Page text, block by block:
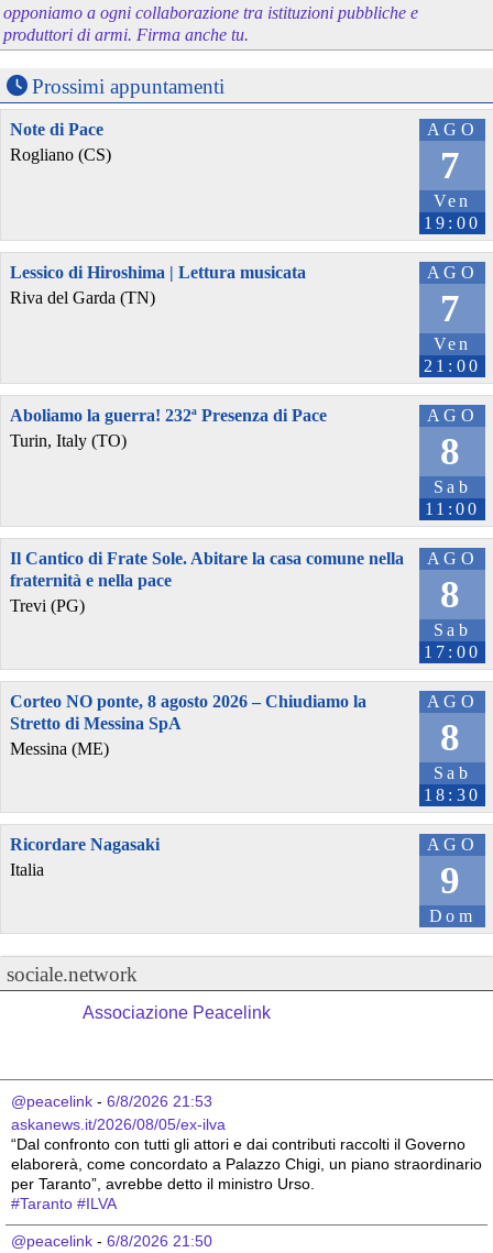
opponiamo a ogni collaborazione tra istituzioni pubbliche e
produttori di armi. Firma anche tu.
Prossimi appuntamenti
AGO
7
Ven
19:00
Note di Pace
Rogliano (CS)
AGO
7
Ven
21:00
Lessico di Hiroshima | Lettura musicata
Riva del Garda (TN)
AGO
8
Sab
11:00
Aboliamo la guerra! 232ª Presenza di Pace
Turin, Italy (TO)
AGO
8
Sab
17:00
Il Cantico di Frate Sole. Abitare la casa comune nella
fraternità e nella pace
Trevi (PG)
AGO
8
Sab
18:30
Corteo NO ponte, 8 agosto 2026 – Chiudiamo la
Stretto di Messina SpA
Messina (ME)
AGO
9
Dom
Ricordare Nagasaki
Italia
sociale.network
Associazione Peacelink
@peacelink - 6/8/2026 21:53
askanews.it/2026/08/05/ex-ilva
“Dal confronto con tutti gli attori e dai contributi raccolti il Governo
elaborerà, come concordato a Palazzo Chigi, un piano straordinario
per Taranto”, avrebbe detto il ministro Urso.
#Taranto #ILVA
@peacelink - 6/8/2026 21:50